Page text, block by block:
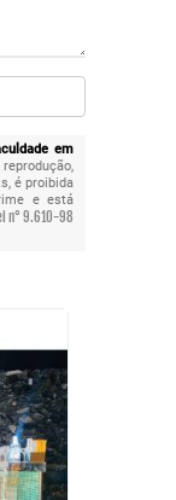
em
é proibida
e está
n° 9.610-98